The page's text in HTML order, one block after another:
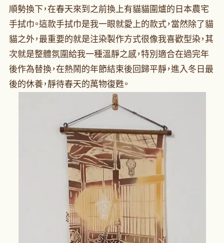
順勢換下，在春天來到之前換上有貓貓圍爐的日本農宅
手拭巾。這款手拭巾是我一眼就愛上的款式，當然除了貓
貓之外，最重要的就是注染製作方式很像我喜歡型染，其
次就是整體氛圍給我一種溫靜之感，特別適合在過完年
後作為替換，在熱鬧的年節結束後回歸平靜，進入冬日最
後的休養，靜待春天的萬物復甦。